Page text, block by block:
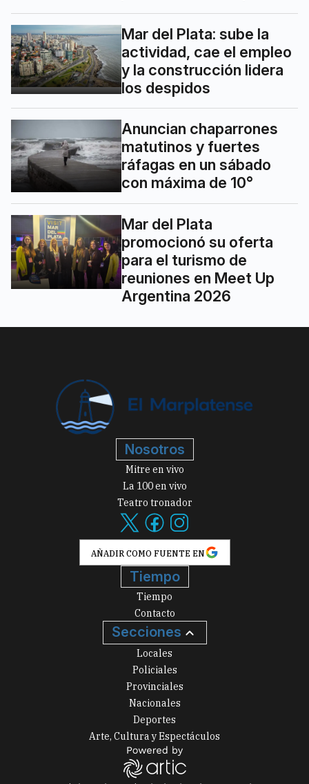
Mar del Plata: sube la
actividad, cae el empleo
y la construcción lidera
los despidos
Anuncian chaparrones
matutinos y fuertes
ráfagas en un sábado
con máxima de 10°
Mar del Plata
promocionó su oferta
para el turismo de
reuniones en Meet Up
Argentina 2026
Nosotros
Mitre en vivo
La 100 en vivo
Teatro tronador
AÑADIR COMO FUENTE EN
Tiempo
Tiempo
Contacto
Secciones
Locales
Policiales
Provinciales
Nacionales
Deportes
Arte, Cultura y Espectáculos